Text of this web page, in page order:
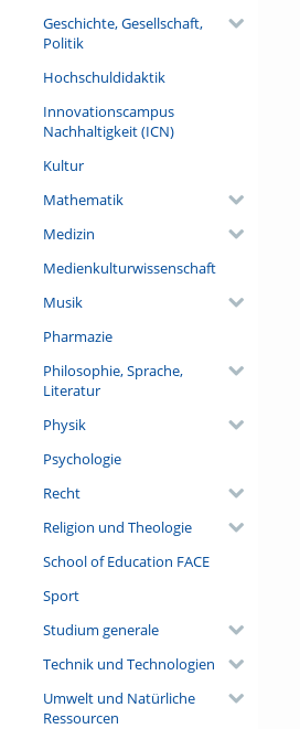
Geschichte, Gesellschaft,
Politik
Hochschuldidaktik
Innovationscampus
Nachhaltigkeit (ICN)
Kultur
Mathematik
Medizin
Medienkulturwissenschaft
Musik
Pharmazie
Philosophie, Sprache,
Literatur
Physik
Psychologie
Recht
Religion und Theologie
School of Education FACE
Sport
Studium generale
Technik und Technologien
Umwelt und Natürliche
Ressourcen